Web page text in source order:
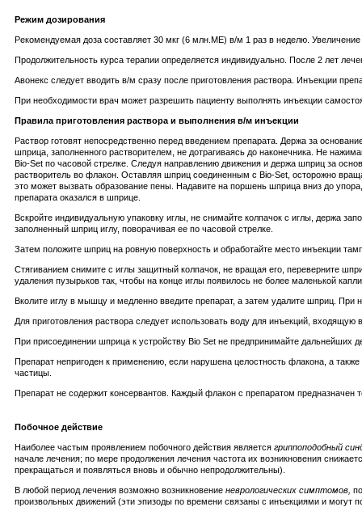
Режим дозирования
Рекомендуемая доза составляет 30 мкг (6 млн.ME) в/м 1 раз в неделю.
Продолжительность курса терапии определяется индивидуально. После 2 лет
Авонекс следует вводить в/м сразу после приготовления раствора. Инъекции
При необходимости врач может разрешить пациенту выполнять инъекции
Правила приготовления раствора и выполнения в/м инъекции
Раствор готовят непосредственно перед введением препарата. Держа за
шприца, заполненного растворителем, не дотрагиваясь до наконечника. Не
Bio-Set по часовой стрелке. Следуя направлению движения и держа шприц за
растворитель во флакон. Оставляя шприц соединенным с Bio-Set, осторожно
это может вызвать образование пены. Надавите на поршень шприца вниз до
препарата оказался в шприце.
Вскройте индивидуальную упаковку иглы, не снимайте колпачок с иглы, держа
заполненный шприц иглу, поворачивая ее по часовой стрелке.
Затем положите шприц на ровную поверхность и обработайте место инъекции
Стягиванием снимите с иглы защитный колпачок, не вращая его, переверните
удаления пузырьков так, чтобы на конце иглы появилось не более маленькой
Вколите иглу в мышцу и медленно введите препарат, а затем удалите шприц. При
Для приготовления раствора следует использовать воду для инъекций, входящую
При присоединении шприца к устройству Bio Set не предпринимайте дальнейших
Препарат непригоден к применению, если нарушена целостность флакона, а
частицы.
Препарат не содержит консервантов. Каждый флакон с препаратом
Побочное действие
Наиболее частым проявлением побочного действия является гриппоподобный
начале лечения; по мере продолжения лечения частота их возникновения
прекращаться и появляться вновь и обычно непродолжительны).
В любой период лечения возможно возникновение неврологических симптомов,
произвольных движений (эти эпизоды по времени связаны с инъекциями и могут